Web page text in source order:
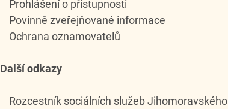
Prohlášení o přístupnosti
Povinně zveřejňované informace
Ochrana oznamovatelů
Další odkazy
Rozcestník sociálních služeb Jihomoravského